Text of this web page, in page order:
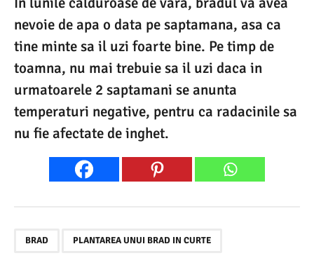
nevoie de apa o data pe saptamana, asa ca
tine minte sa il uzi foarte bine. Pe timp de
toamna, nu mai trebuie sa il uzi daca in
urmatoarele 2 saptamani se anunta
temperaturi negative, pentru ca radacinile sa
nu fie afectate de inghet.
BRAD PLANTAREA UNUI BRAD IN CURTE